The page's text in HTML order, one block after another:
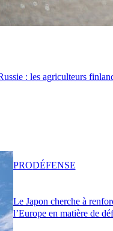
: les agriculteurs
Le Japon cherche à
l’Europe en matière de
PRODÉFENSE